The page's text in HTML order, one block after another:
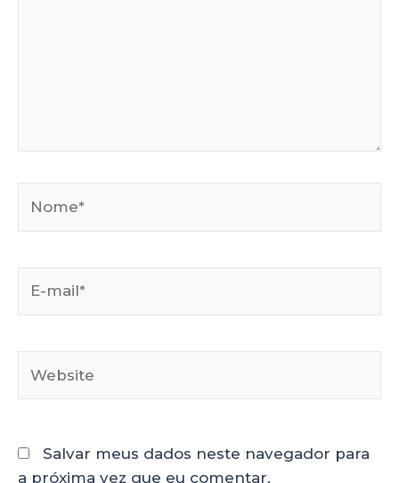
Salvar meus dados neste navegador para
a próxima vez que eu comentar.